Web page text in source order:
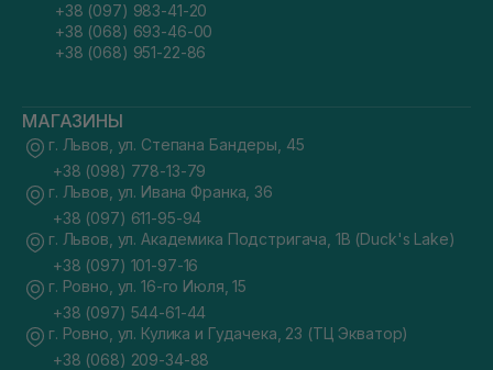
+38 (097) 983-41-20
+38 (068) 693-46-00
+38 (068) 951-22-86
МАГАЗИНЫ
г. Львов, ул. Степана Бандеры, 45
+38 (098) 778-13-79
г. Львов, ул. Ивана Франка, 36
+38 (097) 611-95-94
г. Львов, ул. Академика Подстригача, 1В (Duck's Lake)
+38 (097) 101-97-16
г. Ровно, ул. 16-го Июля, 15
+38 (097) 544-61-44
г. Ровно, ул. Кулика и Гудачека, 23 (ТЦ Экватор)
+38 (068) 209-34-88